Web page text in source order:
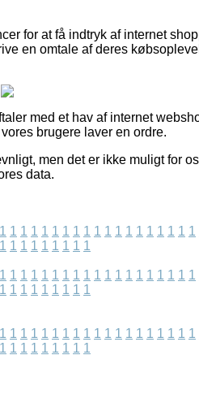
for at få indtryk af internet
en omtale af deres
med et hav af internet
brugere laver en ordre.
men det er ikke muligt for
data.
1 1 1 1 1 1 1 1 1 1 1 1 1 1 1 1 1 1 1
1 1 1 1 1 1 1 1 1
1 1 1 1 1 1 1 1 1 1 1 1 1 1 1 1 1 1 1
1 1 1 1 1 1 1 1 1
1 1 1 1 1 1 1 1 1 1 1 1 1 1 1 1 1 1 1
1 1 1 1 1 1 1 1 1